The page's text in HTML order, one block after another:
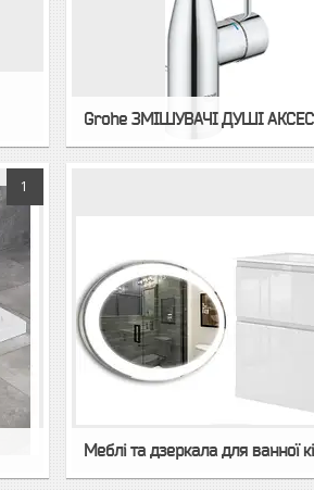
Grohe ЗМIШУВАЧI ДУШI
1
Меблi та дзеркала для ванної